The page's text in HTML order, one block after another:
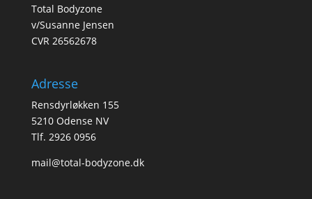
Total Bodyzone
v/Susanne Jensen
CVR 26562678
Adresse
Rensdyrløkken 155
5210 Odense NV
Tlf. 2926 0956
mail@total-bodyzone.dk